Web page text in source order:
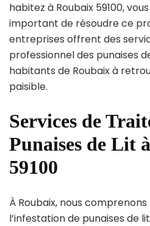
habitez à Roubaix 59100,
important de résoudre ce
entreprises offrent des
professionnel des punaises
habitants de Roubaix à
paisible.
Services de
Punaises de Lit
59100
À Roubaix, nous comprenons
l’infestation de punaises de